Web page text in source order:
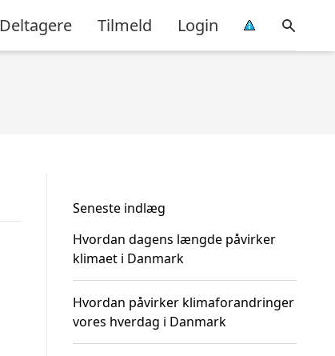
Deltagere Tilmeld Login
Seneste indlæg
Hvordan dagens længde påvirker
klimaet i Danmark
Hvordan påvirker klimaforandringer
vores hverdag i Danmark